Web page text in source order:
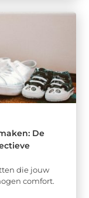
De
die jouw
comfort.